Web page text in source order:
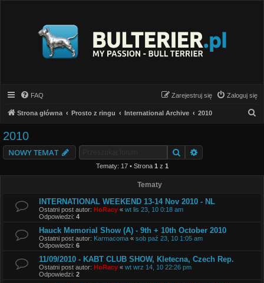
FAQ Zaloguj się
Zarejestruj się
Strona główna Prosto z ringu International Archive 2010
2010
NOWY TEMAT Szukaj
Tematy: 17 • Strona 1 z 1
Tematy
INTERNATIONAL WEEKEND 13-14 Nov 2010 - NL
Ostatni post autor: HoRacy « wt lis 23, 10 0:18 am
Odpowiedzi: 4
Hauck Memorial Show (A) - 9th + 10th October 2010
Ostatni post autor: Karmacoma « sob paź 23, 10 1:05 am
Odpowiedzi: 6
11/09/2010 - KABT CLUB SHOW, Kletecna, Czech Rep.
Ostatni post autor: HoRacy « wt wrz 14, 10 22:26 pm
Odpowiedzi: 2